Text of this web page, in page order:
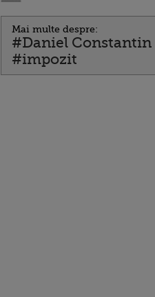
Mai multe despre:
#Daniel Constantin
#impozit